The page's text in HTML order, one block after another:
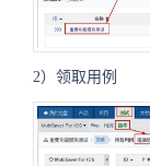
2）领取用例